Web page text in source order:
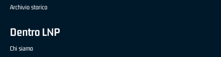
Archivio storico
Dentro LNP
Chi siamo